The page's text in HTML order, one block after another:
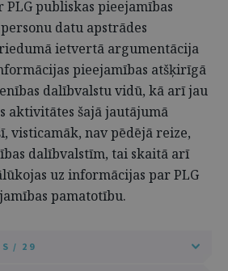
publiskas pieejamības
datu apstrādes
ietvertā argumentācija
pieejamības atšķirīgā
dalībvalstu vidū, kā arī jau
aktivitātes šajā jautājumā
visticamāk, nav pēdējā reize,
dalībvalstīm, tai skaitā arī
uz informācijas par PLG
pamatotību.
/ 29